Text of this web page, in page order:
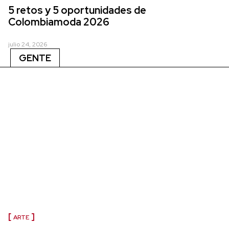
5 retos y 5 oportunidades de
Colombiamoda 2026
julio 24, 2026
GENTE
ARTE